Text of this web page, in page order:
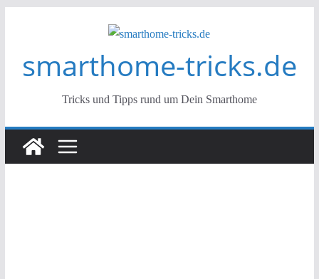
smarthome-tricks.de
Tricks und Tipps rund um Dein Smarthome